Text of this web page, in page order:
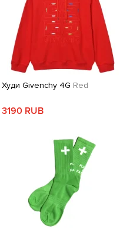
Худи Givenchy 4G Red
3190 RUB